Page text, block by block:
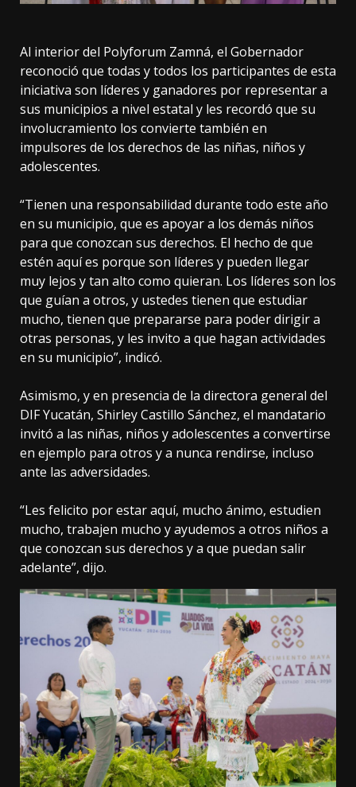
Al interior del Polyforum Zamná, el Gobernador
reconoció que todas y todos los participantes de esta
iniciativa son líderes y ganadores por representar a
sus municipios a nivel estatal y les recordó que su
involucramiento los convierte también en
impulsores de los derechos de las niñas, niños y
adolescentes.
“Tienen una responsabilidad durante todo este año
en su municipio, que es apoyar a los demás niños
para que conozcan sus derechos. El hecho de que
estén aquí es porque son líderes y pueden llegar
muy lejos y tan alto como quieran. Los líderes son los
que guían a otros, y ustedes tienen que estudiar
mucho, tienen que prepararse para poder dirigir a
otras personas, y les invito a que hagan actividades
en su municipio”, indicó.
Asimismo, y en presencia de la directora general del
DIF Yucatán, Shirley Castillo Sánchez, el mandatario
invitó a las niñas, niños y adolescentes a convertirse
en ejemplo para otros y a nunca rendirse, incluso
ante las adversidades.
“Les felicito por estar aquí, mucho ánimo, estudien
mucho, trabajen mucho y ayudemos a otros niños a
que conozcan sus derechos y a que puedan salir
adelante”, dijo.